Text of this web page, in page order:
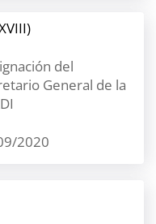
del
General de la
2020